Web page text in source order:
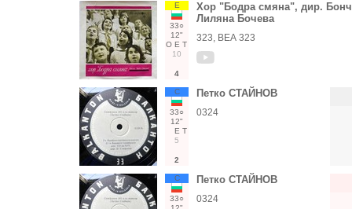
Е
33○
12"
О Е Т
10
4
Хор "Бодра смяна", дир.
Лиляна Бочева
323, ВЕА 323
С
33○
12"
Е Т
5
2
Петко СТАЙНОВ
0324
С
33○
Петко СТАЙНОВ
0324